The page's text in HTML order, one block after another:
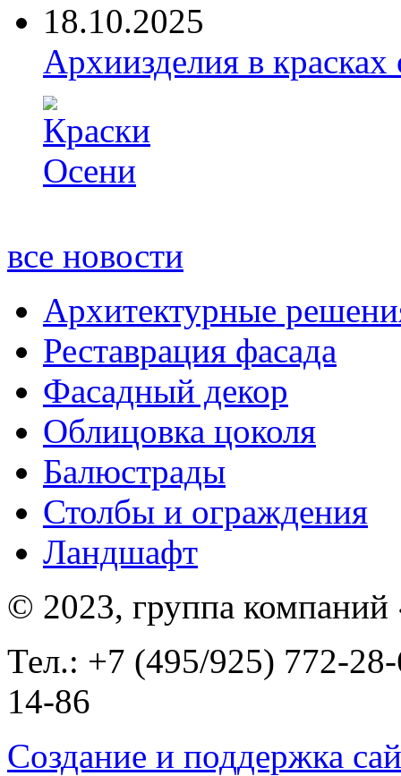
18.10.2025
Архиизделия в красках
все новости
Архитектурные
Реставрация фасада
Фасадный декор
Облицовка цоколя
Балюстрады
Столбы и ограждения
Ландшафт
© 2023, группа
Тел.: +7 (495/925) 772-
14-86
Создание и поддержка